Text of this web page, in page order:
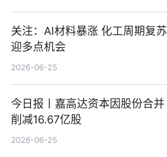
关注：AI材料暴涨 化工周期复苏
迎多点机会
2026-06-25
今日报丨嘉高达资本因股份合并
削减16.67亿股
2026-06-25